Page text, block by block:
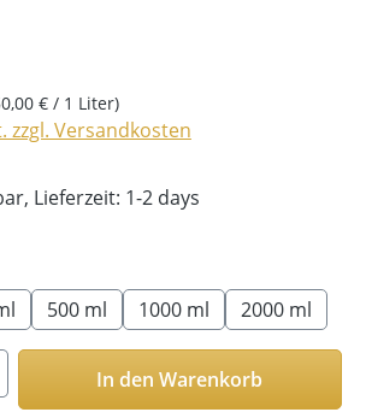
€ / 1 Liter)
zzgl. Versandkosten
Lieferzeit: 1-2 days
500 ml 1000 ml 2000 ml
Gib den gewünschten
In den Warenkorb